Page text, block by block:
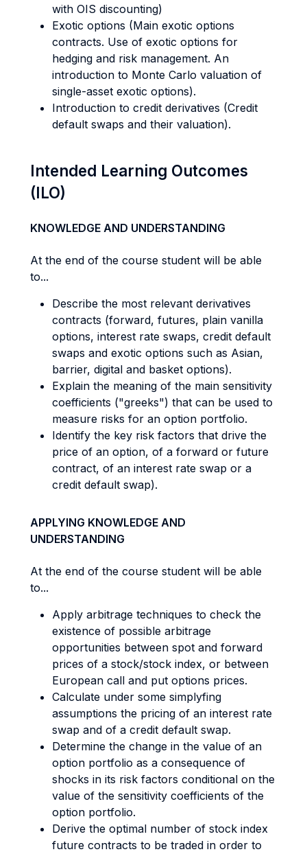
with OIS discounting)
Exotic options (Main exotic options
contracts. Use of exotic options for
hedging and risk management. An
introduction to Monte Carlo valuation of
single-asset exotic options).
Introduction to credit derivatives (Credit
default swaps and their valuation).
Intended Learning Outcomes
(ILO)
KNOWLEDGE AND UNDERSTANDING
At the end of the course student will be able
to...
Describe the most relevant derivatives
contracts (forward, futures, plain vanilla
options, interest rate swaps, credit default
swaps and exotic options such as Asian,
barrier, digital and basket options).
Explain the meaning of the main sensitivity
coefficients ("greeks") that can be used to
measure risks for an option portfolio.
Identify the key risk factors that drive the
price of an option, of a forward or future
contract, of an interest rate swap or a
credit default swap).
APPLYING KNOWLEDGE AND
UNDERSTANDING
At the end of the course student will be able
to...
Apply arbitrage techniques to check the
existence of possible arbitrage
opportunities between spot and forward
prices of a stock/stock index, or between
European call and put options prices.
Calculate under some simplyfing
assumptions the pricing of an interest rate
swap and of a credit default swap.
Determine the change in the value of an
option portfolio as a consequence of
shocks in its risk factors conditional on the
value of the sensitivity coefficients of the
option portfolio.
Derive the optimal number of stock index
future contracts to be traded in order to